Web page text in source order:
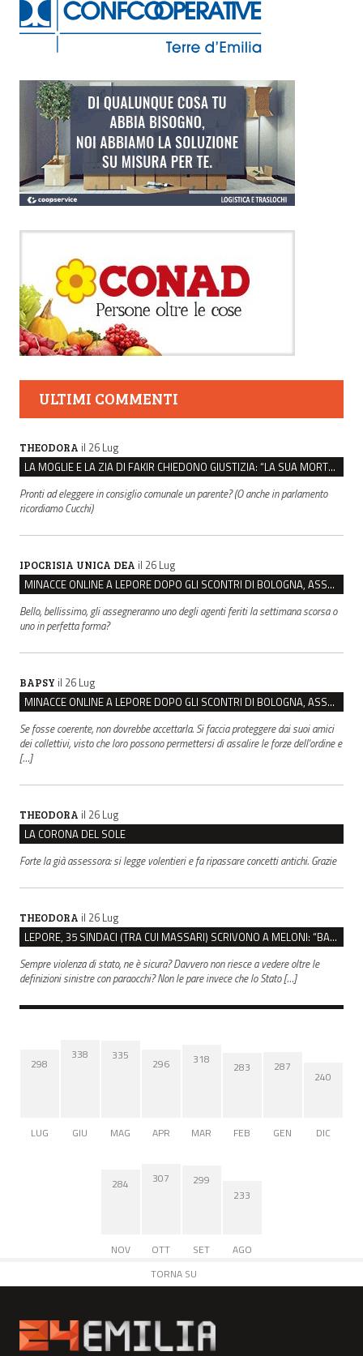
ULTIMI COMMENTI
THEODORA il 26 Lug
LA MOGLIE E LA ZIA DI FAKIR CHIEDONO GIUSTIZIA: “LA SUA MORTE CRIMINE CONTRO L’UMANITÀ”
Pronti ad eleggere in consiglio comunale un parente? (O anche in parlamento
ricordiamo Cucchi)
IPOCRISIA UNICA DEA il 26 Lug
MINACCE ONLINE A LEPORE DOPO GLI SCONTRI DI BOLOGNA, ASSEGNATA LA SCORTA AL SINDACO
Bello, bellissimo, gli assegneranno uno degli agenti feriti la settimana scorsa o
uno in perfetta forma?
BAPSY il 26 Lug
MINACCE ONLINE A LEPORE DOPO GLI SCONTRI DI BOLOGNA, ASSEGNATA LA SCORTA AL SINDACO
Se fosse coerente, non dovrebbe accettarla. Si faccia proteggere dai suoi amici
dei collettivi, visto che loro possono permettersi di assalire le forze dell'ordine e
[…]
THEODORA il 26 Lug
LA CORONA DEL SOLE
Forte la già assessora: si legge volentieri e fa ripassare concetti antichi. Grazie
THEODORA il 26 Lug
LEPORE, 35 SINDACI (TRA CUI MASSARI) SCRIVONO A MELONI: “BASTA ATTACCHI ISTITUZIONALI”
Sempre violenza di stato, ne è sicura? Davvero non riesce a vedere oltre le
definizioni sinistre con paraocchi? Non le pare invece che lo Stato […]
298
LUG
338
GIU
335
MAG
296
APR
318
MAR
283
FEB
287
GEN
240
DIC
284
NOV
307
OTT
299
SET
233
AGO
TORNA SU